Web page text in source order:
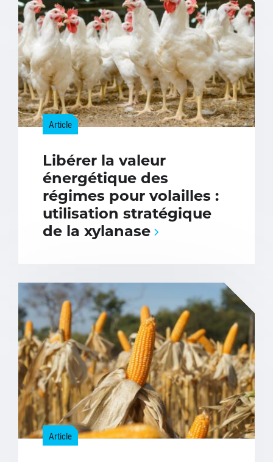
Article
Libérer la valeur
énergétique des
régimes pour volailles :
utilisation stratégique
de la xylanase
Article